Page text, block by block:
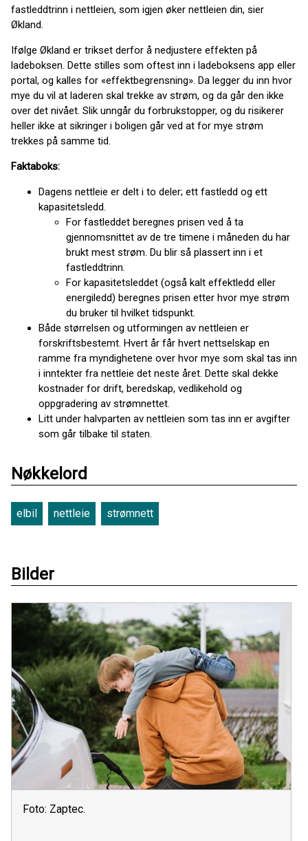
fastleddtrinn i nettleien, som igjen øker nettleien din, sier
Økland.
Ifølge Økland er trikset derfor å nedjustere effekten på
ladeboksen. Dette stilles som oftest inn i ladeboksens app eller
portal, og kalles for «effektbegrensning». Da legger du inn hvor
mye du vil at laderen skal trekke av strøm, og da går den ikke
over det nivået. Slik unngår du forbrukstopper, og du risikerer
heller ikke at sikringer i boligen går ved at for mye strøm
trekkes på samme tid.
Faktaboks:
Dagens nettleie er delt i to deler; ett fastledd og ett
kapasitetsledd.
For fastleddet beregnes prisen ved å ta
gjennomsnittet av de tre timene i måneden du har
brukt mest strøm. Du blir så plassert inn i et
fastleddtrinn.
For kapasitetsleddet (også kalt effektledd eller
energiledd) beregnes prisen etter hvor mye strøm
du bruker til hvilket tidspunkt.
Både størrelsen og utformingen av nettleien er
forskriftsbestemt. Hvert år får hvert nettselskap en
ramme fra myndighetene over hvor mye som skal tas inn
i inntekter fra nettleie det neste året. Dette skal dekke
kostnader for drift, beredskap, vedlikehold og
oppgradering av strømnettet.
Litt under halvparten av nettleien som tas inn er avgifter
som går tilbake til staten.
Nøkkelord
elbil nettleie strømnett
Bilder
Foto: Zaptec.